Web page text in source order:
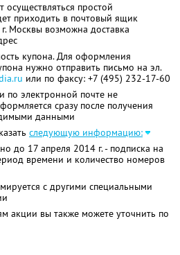
осуществляться простой
приходить в почтовый ящик
Москвы возможна доставка
купона. Для оформления
нужно отправить письмо на эл.
или по факсу: +7 (495) 232-17-60
по электронной почте не
сразу после получения
данными
следующую информацию:
до 17 апреля 2014 г. - подписка на
времени и количество номеров
с другими специальными
акции вы также можете уточнить по